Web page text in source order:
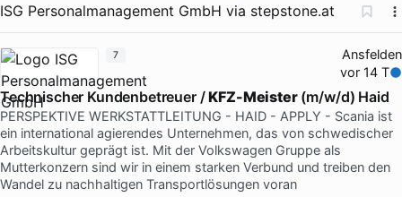
ISG Personalmanagement GmbH via stepstone.at
Ansfelden
vor 14 T
Technischer Kundenbetreuer /KFZ-Meister(m/w/d) Haid
PERSPEKTIVE WERKSTATTLEITUNG - HAID - APPLY - Scania ist
ein international agierendes Unternehmen, das von schwedischer
Arbeitskultur geprägt ist. Mit der Volkswagen Gruppe als
Mutterkonzern sind wir in einem starken Verbund und treiben den
Wandel zu nachhaltigen Transportlösungen voran
7